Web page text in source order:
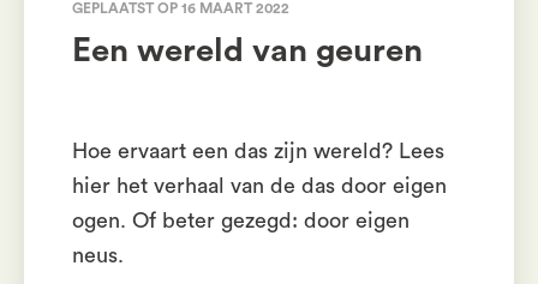
GEPLAATST OP 16 MAART 2022
Een wereld van geuren
Hoe ervaart een das zijn wereld? Lees
hier het verhaal van de das door eigen
ogen. Of beter gezegd: door eigen
neus.